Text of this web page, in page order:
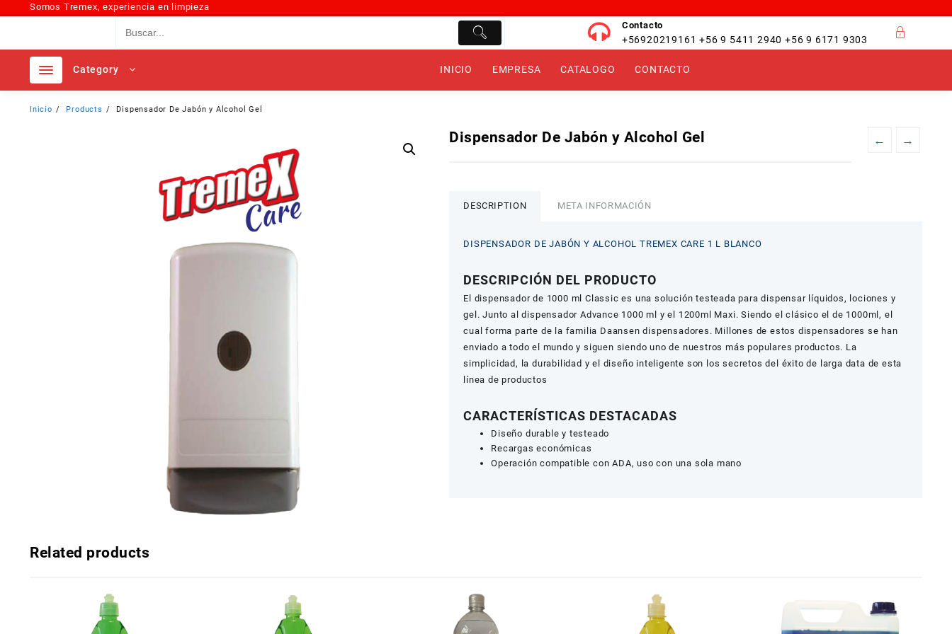
Somos Tremex, experiencia en limpieza
Contacto
+56920219161 +56 9 5411 2940 +56 9 6171 9303
Category INICIO EMPRESA CATALOGO CONTACTO
Inicio Products Dispensador De Jabón y Alcohol Gel
← →
Dispensador De Jabón y Alcohol Gel
DESCRIPTION META INFORMACIÓN
DISPENSADOR DE JABÓN Y ALCOHOL TREMEX CARE 1 L BLANCO
DESCRIPCIÓN DEL PRODUCTO
El dispensador de 1000 ml Classic es una solución testeada para dispensar líquidos, lociones y
gel. Junto al dispensador Advance 1000 ml y el 1200ml Maxi. Siendo el clásico el de 1000ml, el
cual forma parte de la familia Daansen dispensadores. Millones de estos dispensadores se han
enviado a todo el mundo y siguen siendo uno de nuestros más populares productos. La
simplicidad, la durabilidad y el diseño inteligente son los secretos del éxito de larga data de esta
línea de productos
CARACTERÍSTICAS DESTACADAS
Diseño durable y testeado
Recargas económicas
Operación compatible con ADA, uso con una sola mano
Related products